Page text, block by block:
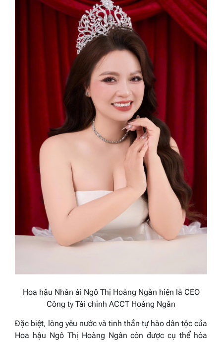
Hoa hậu Nhân ái Ngô Thị Hoàng Ngân hiện là CEO
Công ty Tài chính ACCT Hoàng Ngân
Đặc biệt, lòng yêu nước và tinh thần tự hào dân tộc của
Hoa hậu Ngô Thị Hoàng Ngân còn được cụ thể hóa